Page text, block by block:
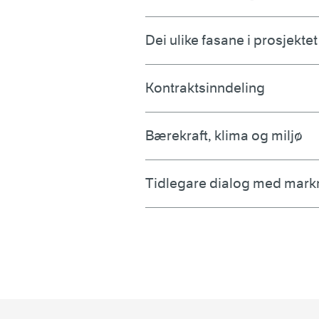
Dei ulike fasane i prosjektet
Kontraktsinndeling
Bærekraft, klima og miljø
Tidlegare dialog med